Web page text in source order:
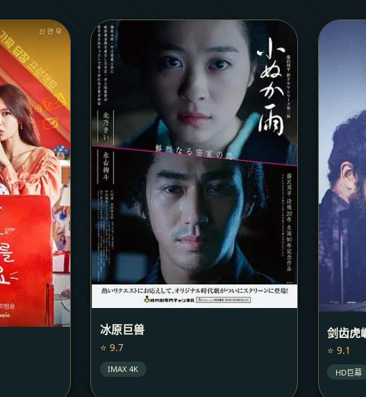
冰原巨兽
⭐ 9.7
IMAX 4K
剑齿虎
⭐ 9.1
HD巨幕